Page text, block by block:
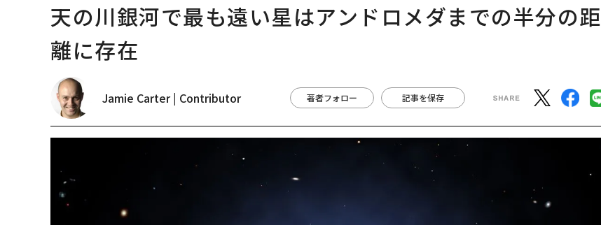
天の川銀河で最も遠い星はアンドロメダまでの半分の距
離に存在
Jamie Carter | Contributor 著者フォロー 記事を保存